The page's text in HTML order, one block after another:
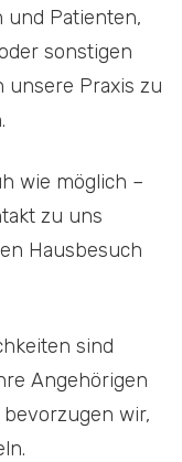
und Patienten,
sonstigen
unsere Praxis zu
wie möglich –
zu uns
Hausbesuch
sind
Angehörigen
wir,